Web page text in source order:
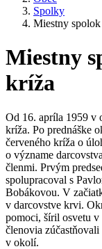
Spolky
Miestny
Miestny
kríža
Od 16. apríla 1959 v
kríža. Po prednáške
červeného kríža o
o význame
členmi. Prvým
spolupracoval s
Bobákovou. V
v darcovstve krvi.
pomoci, šíril osvetu
členovia
v okolí.